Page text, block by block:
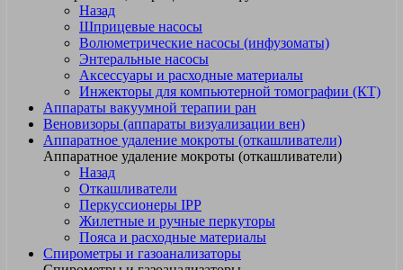
Назад
Шприцевые насосы
Волюметрические насосы (инфузоматы)
Энтеральные насосы
Аксессуары и расходные материалы
Инжекторы для компьютерной томографии (КТ)
Аппараты вакуумной терапии ран
Веновизоры (аппараты визуализации вен)
Аппаратное удаление мокроты (откашливатели)
Аппаратное удаление мокроты (откашливатели)
Назад
Откашливатели
Перкуссионеры IPP
Жилетные и ручные перкуторы
Пояса и расходные материалы
Спирометры и газоанализаторы